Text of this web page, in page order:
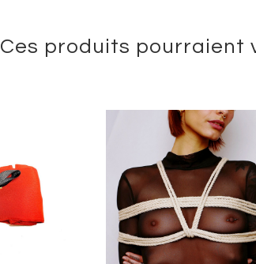
Ces produits pourraient